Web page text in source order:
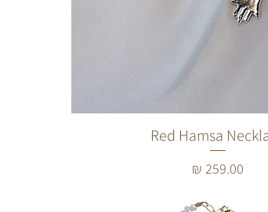
Red Hamsa
מחיר